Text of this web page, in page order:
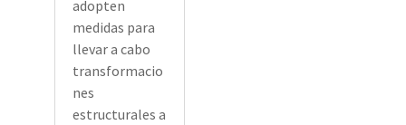
adopten
medidas para
llevar a cabo
transformacio
nes
estructurales a